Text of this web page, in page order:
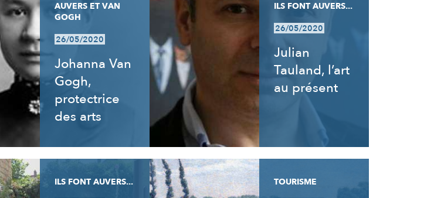
AUVERS ET VAN
GOGH
26/05/2020
Johanna Van
Gogh,
protectrice
des arts
ILS FONT AUVERS...
26/05/2020
Julian
Tauland, l’art
au présent
ILS FONT AUVERS...
TOURISME